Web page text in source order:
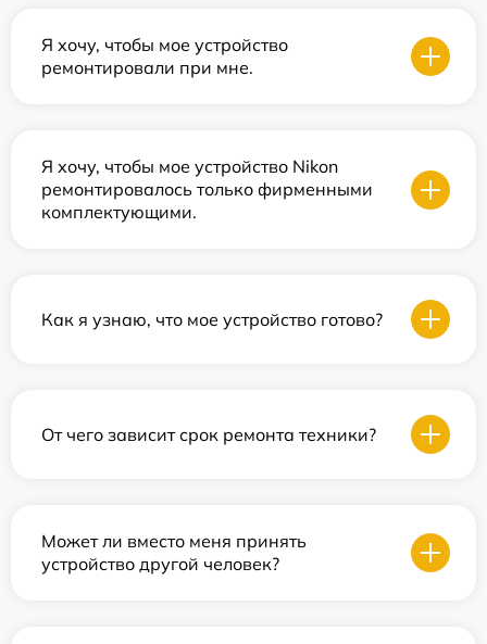
Я хочу, чтобы мое устройство
ремонтировали при мне.
Я хочу, чтобы мое устройство Nikon
ремонтировалось только фирменными
комплектующими.
Как я узнаю, что мое устройство готово?
От чего зависит срок ремонта техники?
Может ли вместо меня принять
устройство другой человек?